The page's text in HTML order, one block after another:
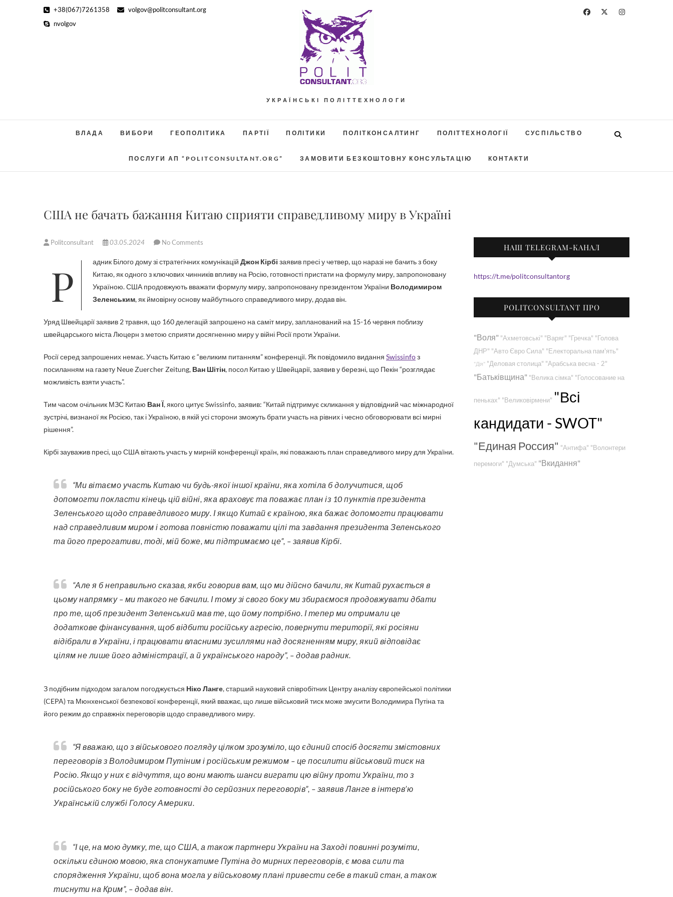
+38(067)7261358
volgov@politconsultant.org
nvolgov
УКРАЇНСЬКІ ПОЛІТТЕХНОЛОГИ
ВЛАДА ВИБОРИ ГЕОПОЛІТИКА ПАРТІЇ ПОЛІТИКИ ПОЛІТКОНСАЛТИНГ ПОЛІТТЕХНОЛОГІЇ СУСПІЛЬСТВО
ПОСЛУГИ АП “POLITCONSULTANT.ORG” ЗАМОВИТИ БЕЗКОШТОВНУ КОНСУЛЬТАЦІЮ КОНТАКТИ
США не бачать бажання Китаю сприяти справедливому миру в Україні
Politconsultant 03.05.2024 No Comments
Радник Білого дому зі стратегічних комунікацій Джон Кірбі заявив пресі у четвер, що наразі не бачить з боку
Китаю, як одного з ключових чинників впливу на Росію, готовності пристати на формулу миру, запропоновану
Україною. США продовжують вважати формулу миру, запропоновану президентом України Володимиром
Зеленським, як ймовірну основу майбутнього справедливого миру, додав він.
Уряд Швейцарії заявив 2 травня, що 160 делегацій запрошено на саміт миру, запланований на 15-16 червня поблизу
швейцарського міста Люцерн з метою сприяти досягненню миру у війні Росії проти України.
Росії серед запрошених немає. Участь Китаю є “великим питанням” конференції. Як повідомило видання Swissinfoз
посиланням на газету Neue Zuercher Zeitung, Ван Шітін, посол Китаю у Швейцарії, заявив у березні, що Пекін “розглядає
можливість взяти участь”.
Тим часом очільник МЗС Китаю Ван Ї, якого цитує Swissinfo, заявив: “Китай підтримує скликання у відповідний час міжнародної
зустрічі, визнаної як Росією, так і Україною, в якій усі сторони зможуть брати участь на рівних і чесно обговорювати всі мирні
рішення”.
Кірбі зауважив пресі, що США вітають участь у мирній конференції країн, які поважають план справедливого миру для України.
“Ми вітаємо участь Китаю чи будь-якої іншої країни, яка хотіла б долучитися, щоб
допомогти покласти кінець цій війні, яка враховує та поважає план із 10 пунктів президента
Зеленського щодо справедливого миру. І якщо Китай є країною, яка бажає допомогти працювати
над справедливим миром і готова повністю поважати цілі та завдання президента Зеленського
та його прерогативи, тоді, мій боже, ми підтримаємо це”, – заявив Кірбі.
“Але я б неправильно сказав, якби говорив вам, що ми дійсно бачили, як Китай рухається в
цьому напрямку – ми такого не бачили. І тому зі свого боку ми збираємося продовжувати дбати
про те, щоб президент Зеленський мав те, що йому потрібно. І тепер ми отримали це
додаткове фінансування, щоб відбити російську агресію, повернути території, які росіяни
відібрали в України, і працювати власними зусиллями над досягненням миру, який відповідає
цілям не лише його адміністрації, а й українського народу”, – додав радник.
З подібним підходом загалом погоджується Ніко Ланге, старший науковий співробітник Центру аналізу європейської політики
(CEPA) та Мюнхенської безпекової конференції, який вважає, що лише військовий тиск може змусити Володимира Путіна та
його режим до справжніх переговорів щодо справедливого миру.
“Я вважаю, що з військового погляду цілком зрозуміло, що єдиний спосіб досягти змістовних
переговорів з Володимиром Путіним і російським режимом – це посилити військовий тиск на
Росію. Якщо у них є відчуття, що вони мають шанси виграти цю війну проти України, то з
російського боку не буде готовності до серйозних переговорів”, – заявив Ланге в інтерв’ю
Українській службі Голосу Америки.
“І це, на мою думку, те, що США, а також партнери України на Заході повинні розуміти,
оскільки єдиною мовою, яка спонукатиме Путіна до мирних переговорів, є мова сили та
спорядження України, щоб вона могла у військовому плані привести себе в такий стан, а також
тиснути на Крим”, – додав він.
НАШ TELEGRAM-КАНАЛ
https://t.me/politconsultantorg
POLITCONSULTANT ПРО
"Воля" "Ахметовські" "Варяг" "Гречка" "Голова
ДНР" "Авто Євро Сила" "Електоральна пам'ять"
"Дія" "Деловая столица" "Арабська весна - 2"
"Батьківщина" "Велика сімка" "Голосование на
пеньках" "Великовірмени" "Всі
кандидати - SWOT"
"Единая Россия" "Антифа" "Волонтери
перемоги" "Думська" "Вкидання"